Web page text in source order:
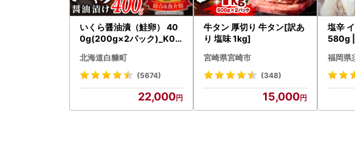
いくら醤油漬（鮭卵） 40
0g(200g×2パック)_K02
北海道白糠町
(5674)
22,000
牛タン 厚切り 牛タン[訳あ
り 塩味 1kg]
宮崎県宮崎市
(348)
15,000
塩辛
580g |
福岡県